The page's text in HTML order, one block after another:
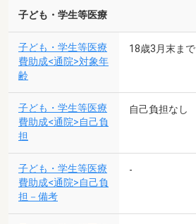
子ども・学生等医療
子ども・学生等医療
費助成<通院>対象年
齢
18歳3月末まで
子ども・学生等医療
費助成<通院>自己負
担
自己負担なし
子ども・学生等医療
費助成<通院>自己負
担－備考
-